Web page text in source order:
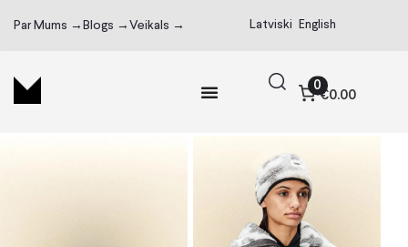
Par Mums → Blogs → Veikals → Latviski English
0
€0.00